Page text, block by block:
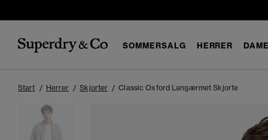
SOMMERSALG HERRER
Start Herrer Skjorter Classic Oxford Langærmet Skjorte